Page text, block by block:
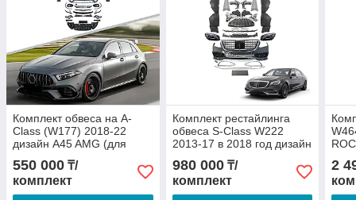
Комплект обвеса на A-
Class (W177) 2018-22
дизайн A45 AMG (для
Hatchback)
550 000 ₸/
комплект
Комплект рестайлинга
обвеса S-Class W222
2013-17 в 2018 год дизайн
980 000₸/
комплект
2